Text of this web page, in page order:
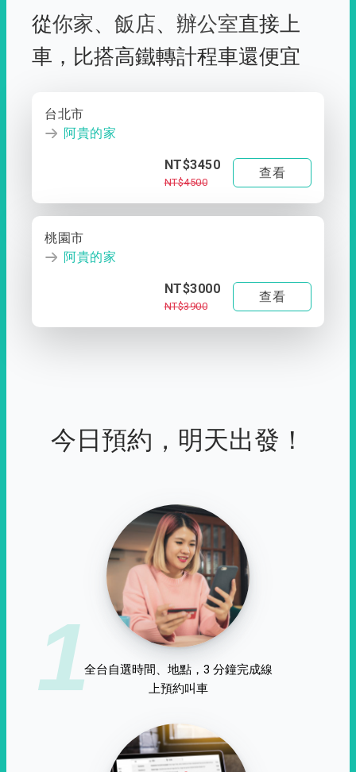
從你家、 飯店、 辦公室直接上
車， 比搭高鐵轉計程車還便宜
台北市
阿貴的家
NT$3450
NT$4500
查看
桃園市
阿貴的家
NT$3000
NT$3900
查看
今日預約，明天出發！
1全台自選時間、地點，3 分鐘完成線
上預約叫車